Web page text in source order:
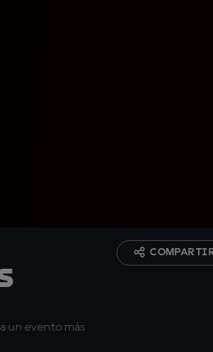
un evento más